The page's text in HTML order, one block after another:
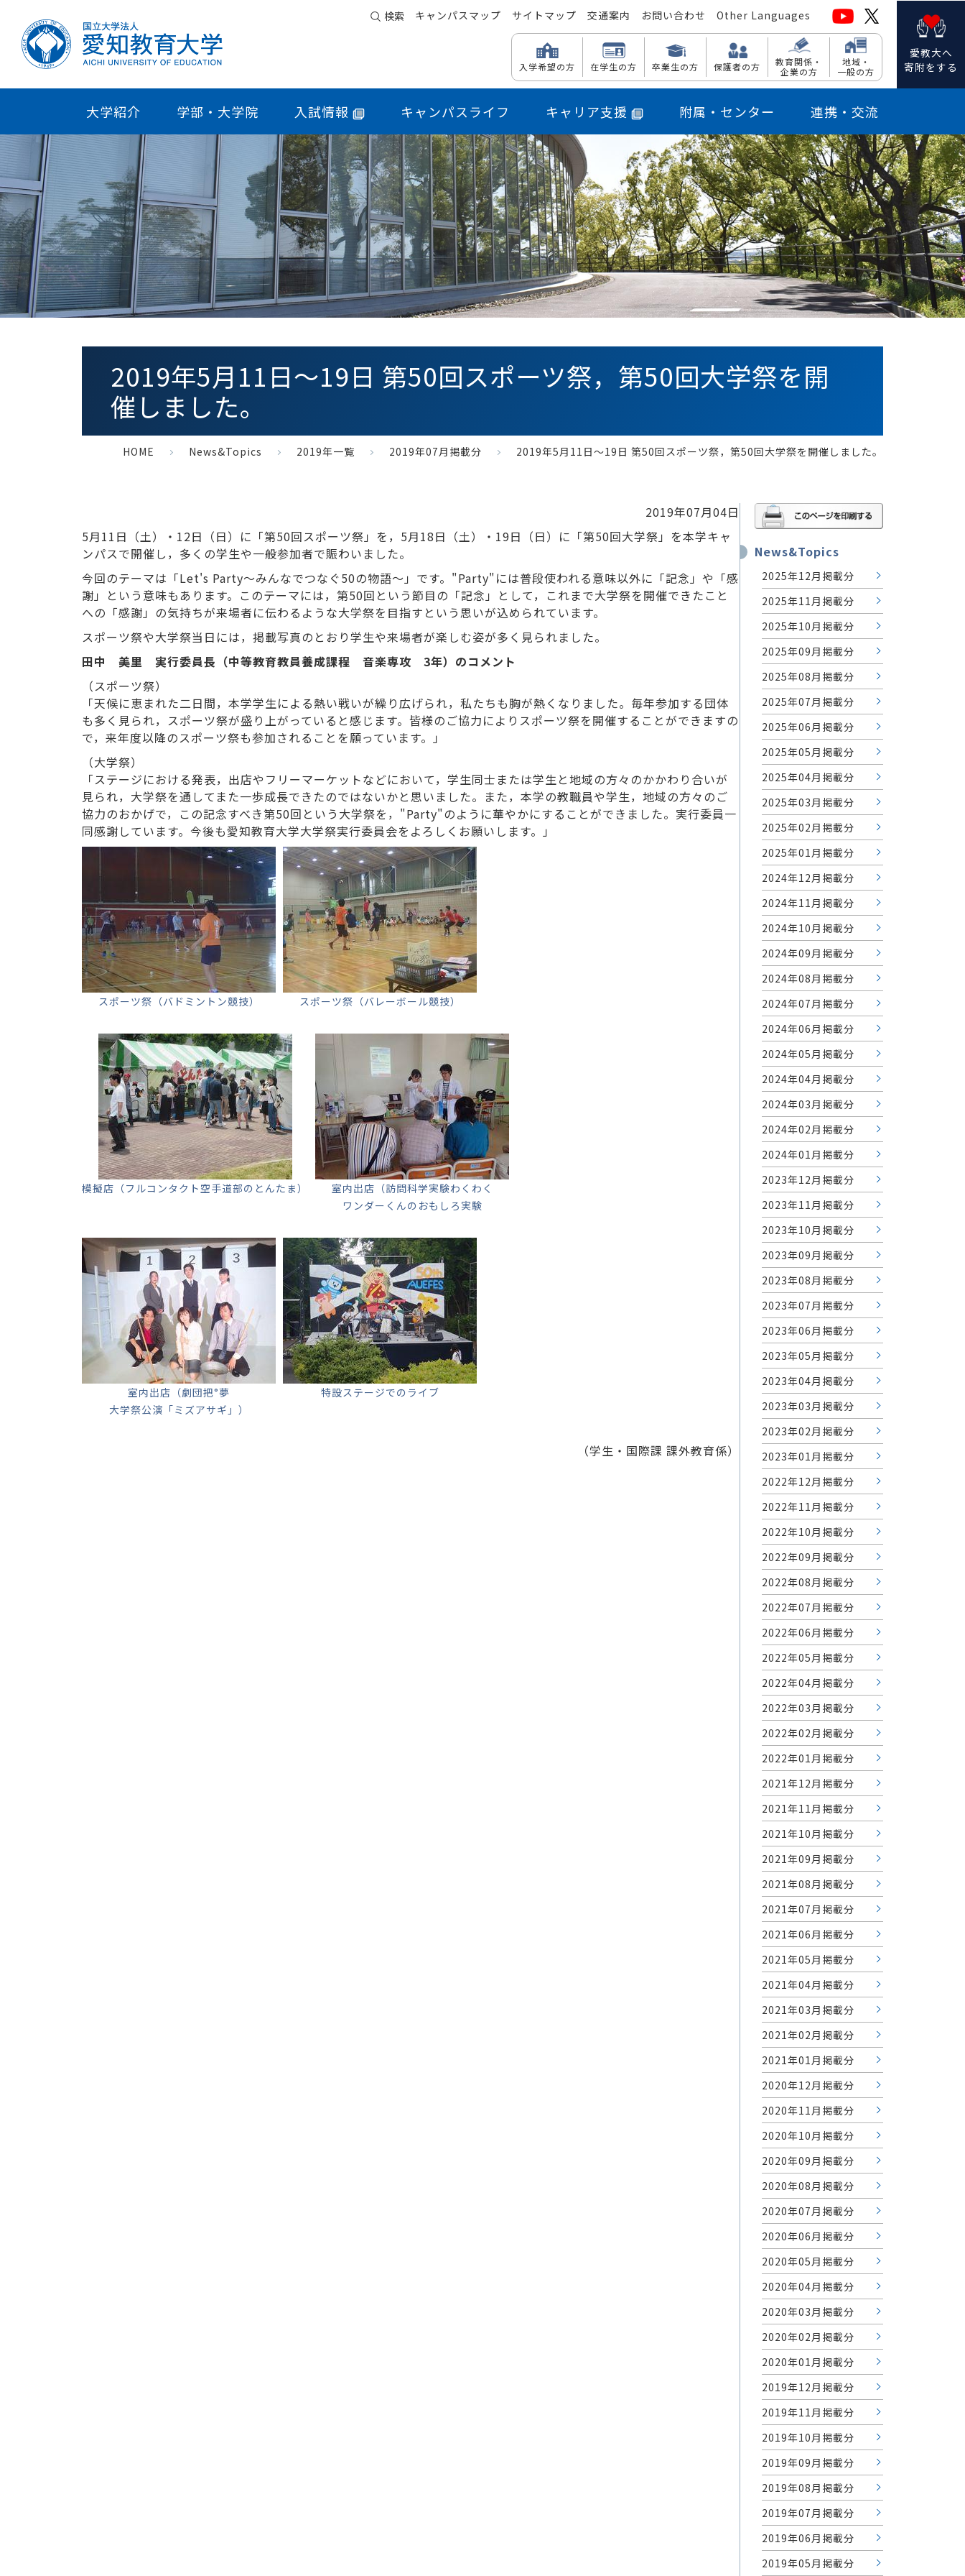
検索 キャンパスマップ サイトマップ 交通案内 お問い合わせ Other Languages
入学希望の方 在学生の方 卒業生の方 保護者の方
教育関係・
企業の方
地域・
一般の方
愛教大へ
寄附をする
大学紹介 学部・大学院 入試情報 キャンパスライフ キャリア支援 附属・センター 連携・交流
2019年5月11日～19日 第50回スポーツ祭，第50回大学祭を開
催しました。
HOME News&Topics 2019年一覧 2019年07月掲載分 2019年5月11日～19日 第50回スポーツ祭，第50回大学祭を開催しました。
2019年07月04日
5月11日（土）・12日（日）に「第50回スポーツ祭」を，5月18日（土）・19日（日）に「第50回大学祭」を本学キャ
ンパスで開催し，多くの学生や一般参加者で賑わいました。
今回のテーマは「Let's Party～みんなでつなぐ50の物語～」です。"Party"には普段使われる意味以外に「記念」や「感
謝」という意味もあります。このテーマには，第50回という節目の「記念」として，これまで大学祭を開催できたこと
への「感謝」の気持ちが来場者に伝わるような大学祭を目指すという思いが込められています。
スポーツ祭や大学祭当日には，掲載写真のとおり学生や来場者が楽しむ姿が多く見られました。
田中 美里 実行委員長（中等教育教員養成課程 音楽専攻 3年）のコメント
（スポーツ祭）
「天候に恵まれた二日間，本学学生による熱い戦いが繰り広げられ，私たちも胸が熱くなりました。毎年参加する団体
も多く見られ，スポーツ祭が盛り上がっていると感じます。皆様のご協力によりスポーツ祭を開催することができますの
で，来年度以降のスポーツ祭も参加されることを願っています。」
（大学祭）
「ステージにおける発表，出店やフリーマーケットなどにおいて，学生同士または学生と地域の方々のかかわり合いが
見られ，大学祭を通してまた一歩成長できたのではないかと思いました。また，本学の教職員や学生，地域の方々のご
協力のおかげで，この記念すべき第50回という大学祭を，"Party"のように華やかにすることができました。実行委員一
同感謝しています。今後も愛知教育大学大学祭実行委員会をよろしくお願いします。」
スポーツ祭（バドミントン競技） スポーツ祭（バレーボール競技）
模擬店（フルコンタクト空手道部のとんたま）
室内出店（訪問科学実験わくわく
ワンダーくんのおもしろ実験
室内出店（劇団把°夢
大学祭公演「ミズアサギ」）
特設ステージでのライブ
（学生・国際課 課外教育係）
News&Topics
2025年12月掲載分
2025年11月掲載分
2025年10月掲載分
2025年09月掲載分
2025年08月掲載分
2025年07月掲載分
2025年06月掲載分
2025年05月掲載分
2025年04月掲載分
2025年03月掲載分
2025年02月掲載分
2025年01月掲載分
2024年12月掲載分
2024年11月掲載分
2024年10月掲載分
2024年09月掲載分
2024年08月掲載分
2024年07月掲載分
2024年06月掲載分
2024年05月掲載分
2024年04月掲載分
2024年03月掲載分
2024年02月掲載分
2024年01月掲載分
2023年12月掲載分
2023年11月掲載分
2023年10月掲載分
2023年09月掲載分
2023年08月掲載分
2023年07月掲載分
2023年06月掲載分
2023年05月掲載分
2023年04月掲載分
2023年03月掲載分
2023年02月掲載分
2023年01月掲載分
2022年12月掲載分
2022年11月掲載分
2022年10月掲載分
2022年09月掲載分
2022年08月掲載分
2022年07月掲載分
2022年06月掲載分
2022年05月掲載分
2022年04月掲載分
2022年03月掲載分
2022年02月掲載分
2022年01月掲載分
2021年12月掲載分
2021年11月掲載分
2021年10月掲載分
2021年09月掲載分
2021年08月掲載分
2021年07月掲載分
2021年06月掲載分
2021年05月掲載分
2021年04月掲載分
2021年03月掲載分
2021年02月掲載分
2021年01月掲載分
2020年12月掲載分
2020年11月掲載分
2020年10月掲載分
2020年09月掲載分
2020年08月掲載分
2020年07月掲載分
2020年06月掲載分
2020年05月掲載分
2020年04月掲載分
2020年03月掲載分
2020年02月掲載分
2020年01月掲載分
2019年12月掲載分
2019年11月掲載分
2019年10月掲載分
2019年09月掲載分
2019年08月掲載分
2019年07月掲載分
2019年06月掲載分
2019年05月掲載分